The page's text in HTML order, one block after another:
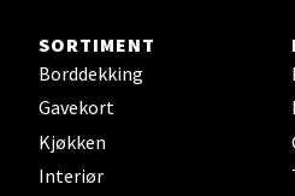
SORTIMENT
Borddekking
Gavekort
Kjøkken
Interiør
Molde -